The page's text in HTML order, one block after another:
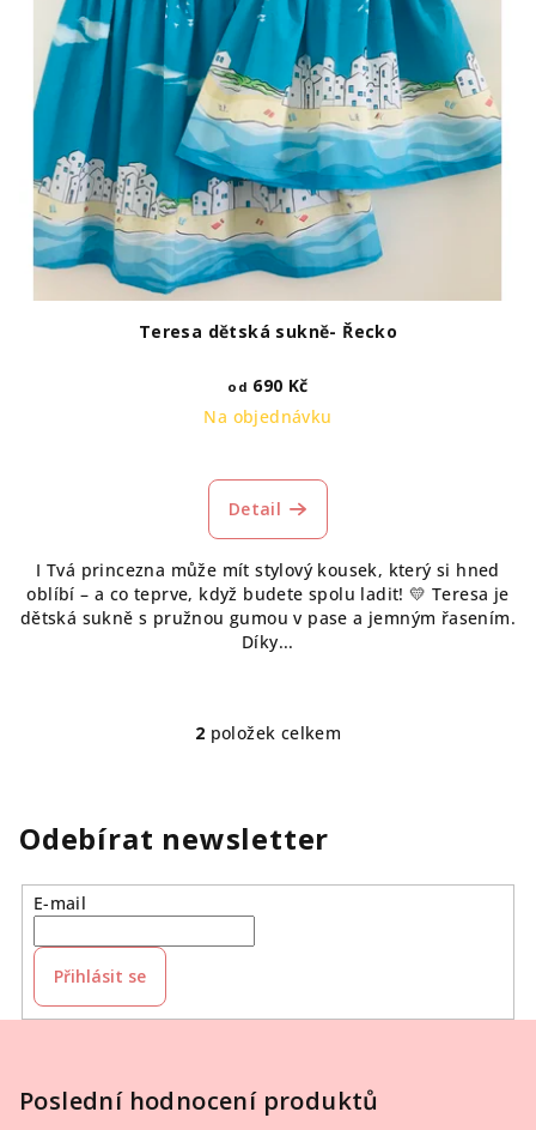
Teresa dětská sukně- Řecko
od 690 Kč
Na objednávku
Detail
I Tvá princezna může mít stylový kousek, který si hned
oblíbí – a co teprve, když budete spolu ladit! 💛 Teresa je
dětská sukně s pružnou gumou v pase a jemným řasením.
Díky...
O
á
d
a
v
v
2 položek celkem
Odebírat newsletter
E-mail
Přihlásit se
Poslední hodnocení produktů